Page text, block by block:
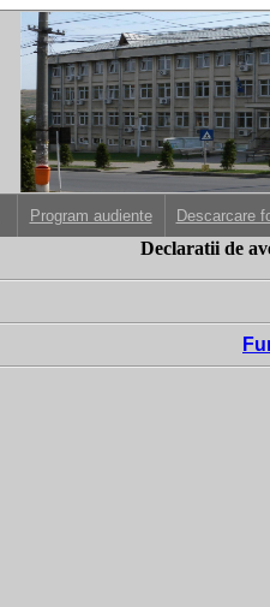
Program audiente Descarcare
Declaratii de